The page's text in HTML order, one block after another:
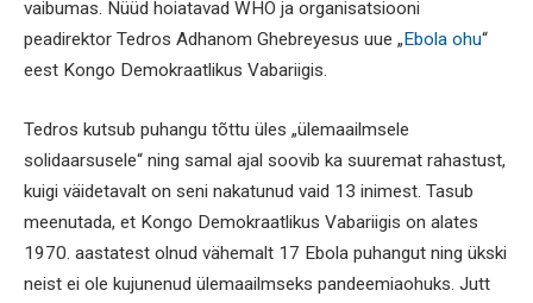
vaibumas. Nüüd hoiatavad WHO ja organisatsiooni
peadirektor Tedros Adhanom Ghebreyesus uue „ Ebola ohu“
eest Kongo Demokraatlikus Vabariigis.
Tedros kutsub puhangu tõttu üles „ülemaailmsele
solidaarsusele“ ning samal ajal soovib ka suuremat rahastust,
kuigi väidetavalt on seni nakatunud vaid 13 inimest. Tasub
meenutada, et Kongo Demokraatlikus Vabariigis on alates
1970. aastatest olnud vähemalt 17 Ebola puhangut ning ükski
neist ei ole kujunenud ülemaailmseks pandeemiaohuks. Jutt